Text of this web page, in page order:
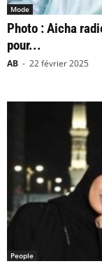
Mode
Photo : Aicha
pour...
AB - 22 février 2025
People